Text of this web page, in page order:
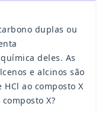
duplas ou
deles. As
e alcinos são
ao composto X
X?